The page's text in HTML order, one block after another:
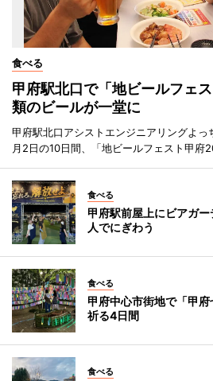
食べる
甲府駅北口で「地ビールフェ
類のビールが一堂に
甲府駅北口アシストエンジニアリングよ
月2日の10日間、「地ビールフェスト甲府
食べる
甲府駅前屋上にビアガ
人でにぎわう
食べる
甲府中心市街地で「甲
祈る4日間
食べる